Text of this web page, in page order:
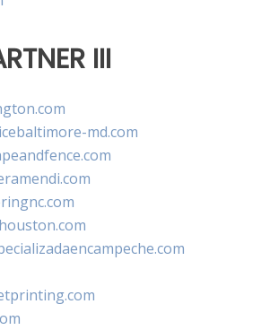
III
md.com